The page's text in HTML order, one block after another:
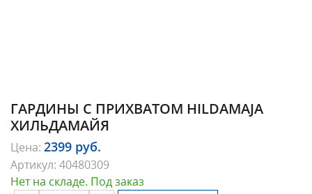
ГАРДИНЫ С ПРИХВАТОМ HILDAMAJA
ХИЛЬДАМАЙЯ
Цена: 2399 руб.
Артикул: 40480309
Нет на складе. Под заказ